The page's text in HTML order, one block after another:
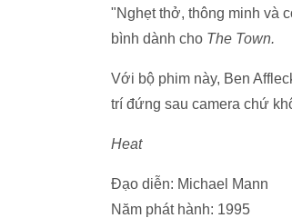
"Nghẹt thở, thông minh và
bình dành cho The Town.
Với bộ phim này, Ben
trí đứng sau camera chứ
Heat
Đạo diễn: Michael Mann
Năm phát hành: 1995